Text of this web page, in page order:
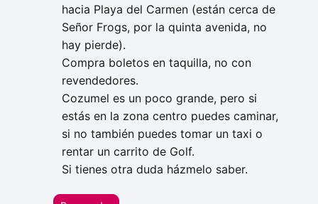
hacia Playa del Carmen (están cerca de
Señor Frogs, por la quinta avenida, no
hay pierde).
Compra boletos en taquilla, no con
revendedores.
Cozumel es un poco grande, pero si
estás en la zona centro puedes caminar,
si no también puedes tomar un taxi o
rentar un carrito de Golf.
Si tienes otra duda házmelo saber.